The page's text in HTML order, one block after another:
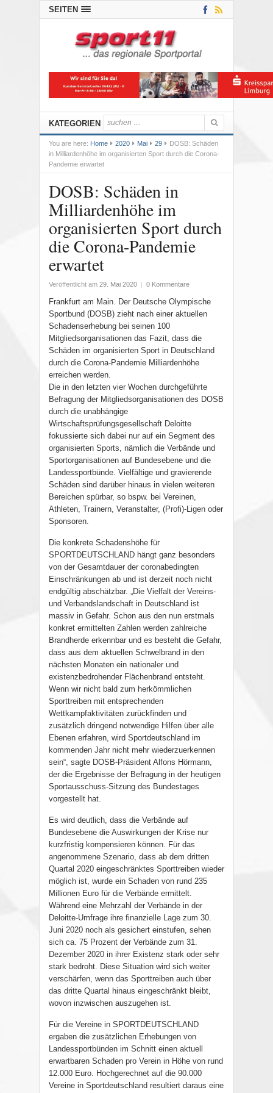
SEITEN
KATEGORIEN
You are here: Home 2020 Mai 29
DOSB: Schäden
in Milliardenhöhe im organisierten Sport durch die Corona-
Pandemie erwartet
DOSB: Schäden in
Milliardenhöhe im
organisierten Sport durch
die Corona-Pandemie
erwartet
Veröffentlicht am 29. Mai 2020 0 Kommentare
Frankfurt am Main. Der Deutsche Olympische
Sportbund (DOSB) zieht nach einer aktuellen
Schadenserhebung bei seinen 100
Mitgliedsorganisationen das Fazit, dass die
Schäden im organisierten Sport in Deutschland
durch die Corona-Pandemie Milliardenhöhe
erreichen werden.
Die in den letzten vier Wochen durchgeführte
Befragung der Mitgliedsorganisationen des DOSB
durch die unabhängige
Wirtschaftsprüfungsgesellschaft Deloitte
fokussierte sich dabei nur auf ein Segment des
organisierten Sports, nämlich die Verbände und
Sportorganisationen auf Bundesebene und die
Landessportbünde. Vielfältige und gravierende
Schäden sind darüber hinaus in vielen weiteren
Bereichen spürbar, so bspw. bei Vereinen,
Athleten, Trainern, Veranstalter, (Profi)-Ligen oder
Sponsoren.
Die konkrete Schadenshöhe für
SPORTDEUTSCHLAND hängt ganz besonders
von der Gesamtdauer der coronabedingten
Einschränkungen ab und ist derzeit noch nicht
endgültig abschätzbar. „Die Vielfalt der Vereins-
und Verbandslandschaft in Deutschland ist
massiv in Gefahr. Schon aus den nun erstmals
konkret ermittelten Zahlen werden zahlreiche
Brandherde erkennbar und es besteht die Gefahr,
dass aus dem aktuellen Schwelbrand in den
nächsten Monaten ein nationaler und
existenzbedrohender Flächenbrand entsteht.
Wenn wir nicht bald zum herkömmlichen
Sporttreiben mit entsprechenden
Wettkampfaktivitäten zurückfinden und
zusätzlich dringend notwendige Hilfen über alle
Ebenen erfahren, wird Sportdeutschland im
kommenden Jahr nicht mehr wiederzuerkennen
sein“, sagte DOSB-Präsident Alfons Hörmann,
der die Ergebnisse der Befragung in der heutigen
Sportausschuss-Sitzung des Bundestages
vorgestellt hat.
Es wird deutlich, dass die Verbände auf
Bundesebene die Auswirkungen der Krise nur
kurzfristig kompensieren können. Für das
angenommene Szenario, dass ab dem dritten
Quartal 2020 eingeschränktes Sporttreiben wieder
möglich ist, wurde ein Schaden von rund 235
Millionen Euro für die Verbände ermittelt.
Während eine Mehrzahl der Verbände in der
Deloitte-Umfrage ihre finanzielle Lage zum 30.
Juni 2020 noch als gesichert einstufen, sehen
sich ca. 75 Prozent der Verbände zum 31.
Dezember 2020 in ihrer Existenz stark oder sehr
stark bedroht. Diese Situation wird sich weiter
verschärfen, wenn das Sporttreiben auch über
das dritte Quartal hinaus eingeschränkt bleibt,
wovon inzwischen auszugehen ist.
Für die Vereine in SPORTDEUTSCHLAND
ergaben die zusätzlichen Erhebungen von
Landessportbünden im Schnitt einen aktuell
erwartbaren Schaden pro Verein in Höhe von rund
12.000 Euro. Hochgerechnet auf die 90.000
Vereine in Sportdeutschland resultiert daraus eine